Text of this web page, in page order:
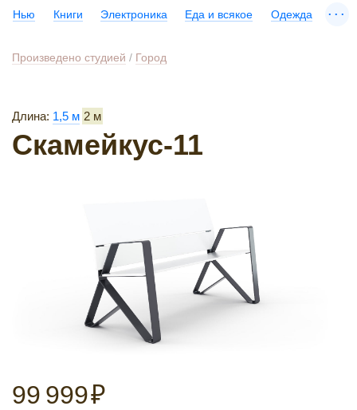
Нью Книги Электроника Еда и всякое Одежда ...
Произведено студией / Город
Длина: 1,5 м 2 м
Скамейкус-11
99 999₽